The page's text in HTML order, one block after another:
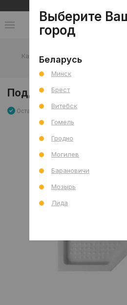
Каталог
Поддон пятиугольный
Поддон пятиугольный
Остаток 0 шт Артикул: 0000015362
Выберите
город
Беларусь
Минск
Брест
Витебск
Гомель
Гродно
Могилев
Барановичи
Мозырь
Лида